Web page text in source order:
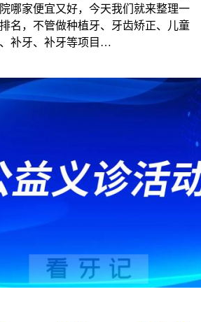
哪家便宜又好，今天我们就来整理一
名，不管做种植牙、牙齿矫正、儿童
补牙、补牙等项目…